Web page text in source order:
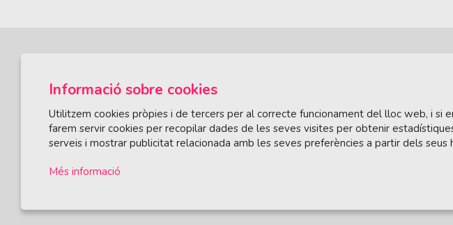
ÀREA DE CULTURA
Olivareta, 38 · T. 972 83 00 05
Informació sobre cookies
Utilitzem cookies pròpies i de tercers per al correcte funcionament del lloc web, i si
farem servir cookies per recopilar dades de les seves visites per obtenir
serveis i mostrar publicitat relacionada amb les seves preferències a partir dels seus
Més informació